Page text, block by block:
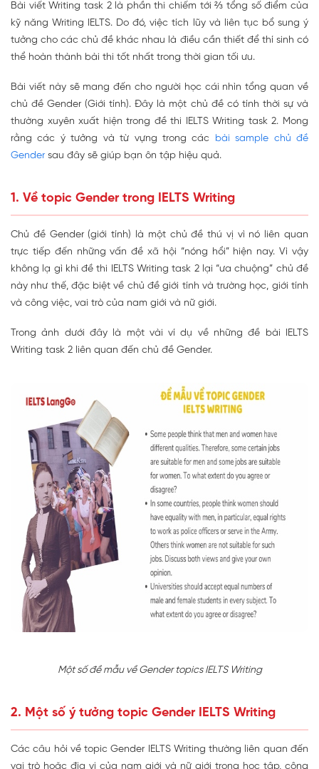
Bài viết Writing task 2 là phần thi chiếm tới ⅔ tổng số điểm của
kỹ năng Writing IELTS. Do đó, việc tích lũy và liên tục bổ sung ý
tưởng cho các chủ đề khác nhau là điều cần thiết để thí sinh có
thể hoàn thành bài thi tốt nhất trong thời gian tối ưu.
Bài viết này sẽ mang đến cho người học cái nhìn tổng quan về
chủ đề Gender (Giới tính). Đây là một chủ đề có tính thời sự và
thường xuyên xuất hiện trong đề thi IELTS Writing task 2. Mong
rằng các ý tưởng và từ vựng trong các bài sample chủ đề
Gender sau đây sẽ giúp bạn ôn tập hiệu quả.
1. Về topic Gender trong IELTS Writing
Chủ đề Gender (giới tính) là một chủ đề thú vị vì nó liên quan
trực tiếp đến những vấn đề xã hội “nóng hổi” hiện nay. Vì vậy
không lạ gì khi đề thi IELTS Writing task 2 lại “ưa chuộng” chủ đề
này như thế, đặc biệt về chủ đề giới tính và trường học, giới tính
và công việc, vai trò của nam giới và nữ giới.
Trong ảnh dưới đây là một vài ví dụ về những đề bài IELTS
Writing task 2 liên quan đến chủ đề Gender.
Một số đề mẫu về Gender topics IELTS Writing
2. Một số ý tưởng topic Gender IELTS Writing
Các câu hỏi về topic Gender IELTS Writing thường liên quan đến
vai trò hoặc địa vị của nam giới và nữ giới trong học tập, công